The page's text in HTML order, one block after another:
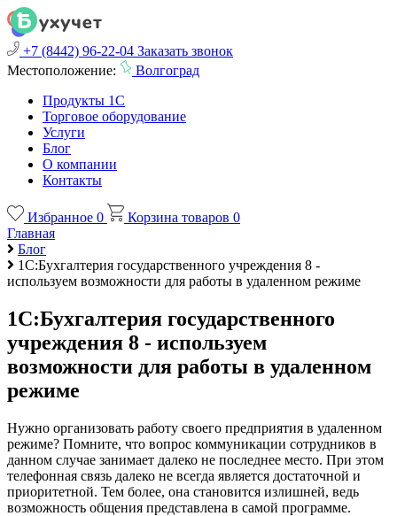
+7 (8442) 96-22-04 Заказать звонок
Местоположение:
Волгоград
Продукты 1С
Торговое оборудование
Услуги
Блог
О компании
Контакты
Избранное 0 Корзина товаров 0
Главная
Блог
1C:Бухгалтерия государственного учреждения 8 -
используем возможности для работы в удаленном режиме
1C:Бухгалтерия государственного
учреждения 8 - используем
возможности для работы в удаленном
режиме
Нужно организовать работу своего предприятия в удаленном
режиме? Помните, что вопрос коммуникации сотрудников в
данном случае занимает далеко не последнее место. При этом
телефонная связь далеко не всегда является достаточной и
приоритетной. Тем более, она становится излишней, ведь
возможность общения представлена в самой программе.